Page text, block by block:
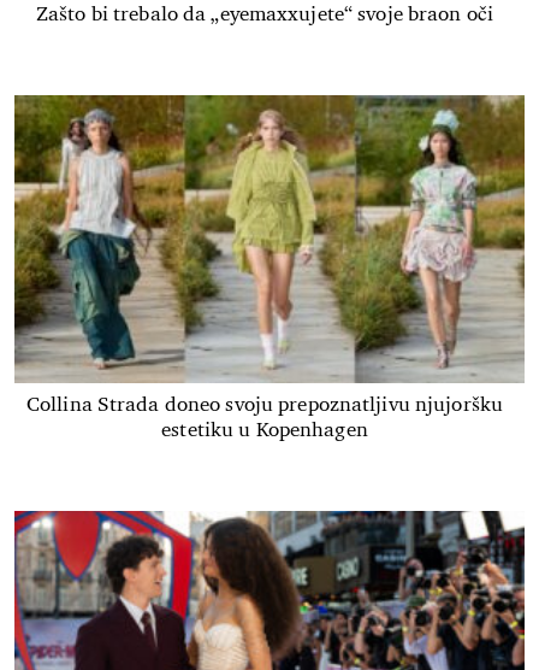
Zašto bi trebalo da „eyemaxxujete“ svoje braon oči
Collina Strada doneo svoju prepoznatljivu njujoršku
estetiku u Kopenhagen